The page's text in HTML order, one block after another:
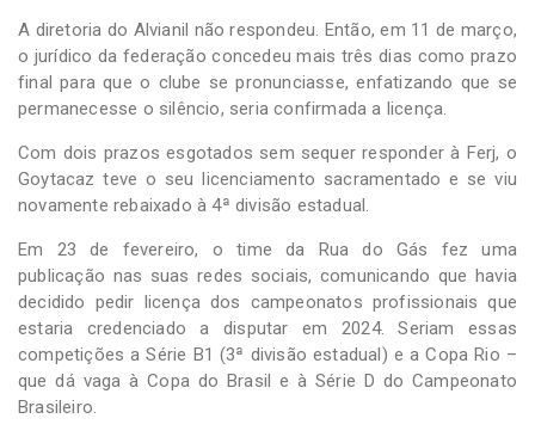
A diretoria do Alvianil não respondeu. Então, em 11 de março,
o jurídico da federação concedeu mais três dias como prazo
final para que o clube se pronunciasse, enfatizando que se
permanecesse o silêncio, seria confirmada a licença.
Com dois prazos esgotados sem sequer responder à Ferj, o
Goytacaz teve o seu licenciamento sacramentado e se viu
novamente rebaixado à 4ª divisão estadual.
Em 23 de fevereiro, o time da Rua do Gás fez uma
publicação nas suas redes sociais, comunicando que havia
decidido pedir licença dos campeonatos profissionais que
estaria credenciado a disputar em 2024. Seriam essas
competições a Série B1 (3ª divisão estadual) e a Copa Rio –
que dá vaga à Copa do Brasil e à Série D do Campeonato
Brasileiro.